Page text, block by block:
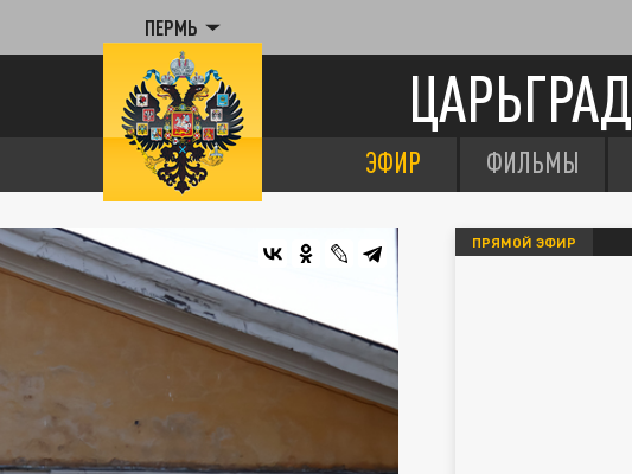
ПЕРМЬ
ЦАРЬГРАД
ЭФИР ФИЛЬМЫ
ПРЯМОЙ ЭФИР